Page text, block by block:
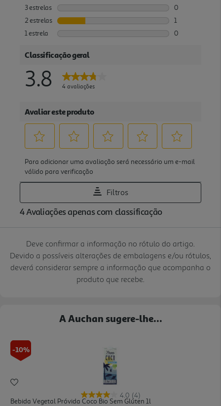
Deve confirmar a informação no rótulo do artigo.
Devido a possíveis alterações de embalagens e/ou rótulos,
deverá considerar sempre a informação que acompanha o
produto que recebe.
A Auchan sugere-lhe...
-10%
4.0 (4)
Bebida Vegetal Próvida Coco Bio Sem Glúten 1l